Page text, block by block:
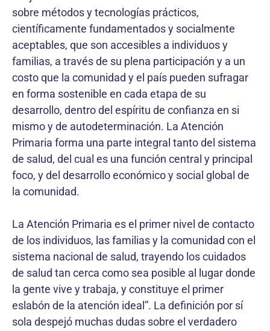
sobre métodos y tecnologías prácticos,
científicamente fundamentados y socialmente
aceptables, que son accesibles a individuos y
familias, a través de su plena participación y a un
costo que la comunidad y el país pueden sufragar
en forma sostenible en cada etapa de su
desarrollo, dentro del espíritu de confianza en si
mismo y de autodeterminación. La Atención
Primaria forma una parte integral tanto del sistema
de salud, del cual es una función central y principal
foco, y del desarrollo económico y social global de
la comunidad.
La Atención Primaria es el primer nivel de contacto
de los individuos, las familias y la comunidad con el
sistema nacional de salud, trayendo los cuidados
de salud tan cerca como sea posible al lugar donde
la gente vive y trabaja, y constituye el primer
eslabón de la atención ideal”. La definición por sí
sola despejó muchas dudas sobre el verdadero